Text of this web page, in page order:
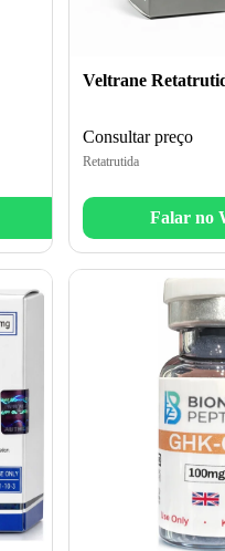
Veltrane
Consultar preço
Retatrutida
Falar no